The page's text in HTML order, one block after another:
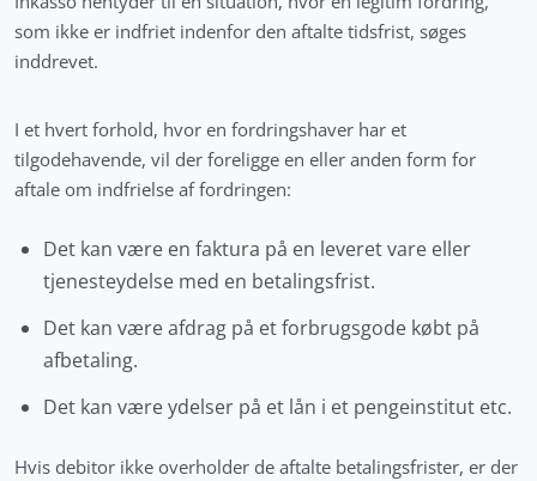
som ikke er indfriet indenfor den aftalte tidsfrist, søges
inddrevet.
I et hvert forhold, hvor en fordringshaver har et
tilgodehavende, vil der foreligge en eller anden form for
aftale om indfrielse af fordringen:
Det kan være en faktura på en leveret vare eller
tjenesteydelse med en betalingsfrist.
Det kan være afdrag på et forbrugsgode købt på
afbetaling.
Det kan være ydelser på et lån i et pengeinstitut etc.
Hvis debitor ikke overholder de aftalte betalingsfrister, er der